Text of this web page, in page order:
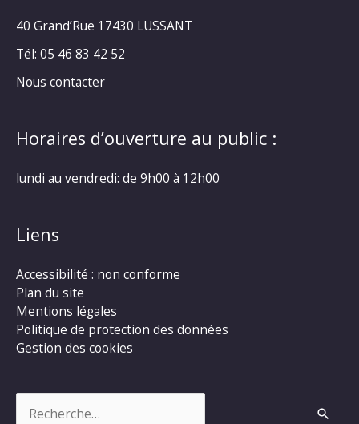
40 Grand’Rue 17430 LUSSANT
Tél: 05 46 83 42 52
Nous contacter
Horaires d’ouverture au public :
lundi au vendredi: de 9h00 à 12h00
Liens
Accessibilité : non conforme
Plan du site
Mentions légales
Politique de protection des données
Gestion des cookies